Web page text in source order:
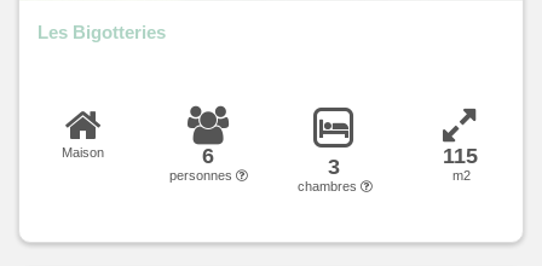
Les Bigotteries
Maison 6
personnes 3
chambres
115
m2